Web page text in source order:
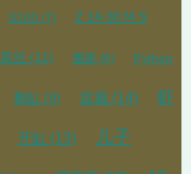
S100 (7) Z 14-30 f4 S
丝 (11) 搬家 (6) Python
翻缸 (9) 盆栽 (14) 虾
开缸 (13) 儿子